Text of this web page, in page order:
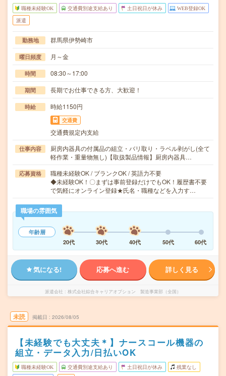
職種未経験OK 交通費別途支給あり 土日祝日が休み WEB登録OK
派遣
勤務地 群馬県伊勢崎市
曜日頻度 月～金
時間 08:30～17:00
期間 長期でお仕事できる方、大歓迎！
時給 時給1150円
交通費
交通費規定内支給
仕事内容
厨房内器具の付属品の組立・バリ取り・ラベル剥がし(全て
軽作業・重量物無し)【取扱製品情報】厨房内器具…
応募資格
職種未経験OK / ブランクOK / 英語力不要
◆未経験OK！〇まずは事前登録だけでもOK！履歴書不要
で気軽にオンライン登録★氏名・職種などを入力す…
職場の雰囲気
年齢層
20代
30代 40代 50代 60代
気になる! 応募へ進む 詳しく見る
派遣会社 株式会社綜合キャリアオプション 製造事業部（全国）
未読 掲載日 2026/08/05
【未経験でも大丈夫＊】ナースコール機器の
組立・データ入力/日払いOK
職種未経験OK 交通費別途支給あり 土日祝日が休み 残業なし